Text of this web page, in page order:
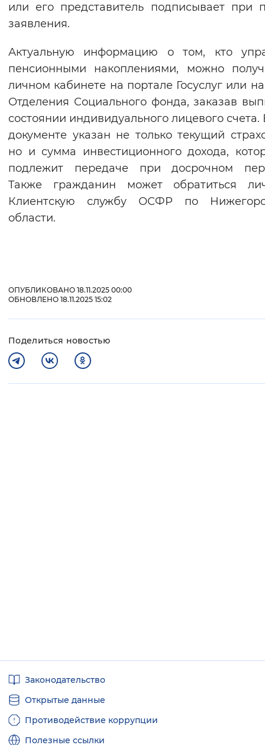
или его представитель подписывает при
заявления.
Актуальную информацию о том, кто
пенсионными накоплениями, можно
личном кабинете на портале Госуслуг или
Отделения Социального фонда, заказав
состоянии индивидуального лицевого счета.
документе указан не только текущий
но и сумма инвестиционного дохода,
подлежит передаче при досрочном
Также гражданин может обратиться
Клиентскую службу ОСФР по
области.
ОПУБЛИКОВАНО 18.11.2025 00:00
ОБНОВЛЕНО 18.11.2025 15:02
Поделиться новостью
ссылкиЗаконодательство
Открытые данные
Противодействие коррупции
Полезные ссылки